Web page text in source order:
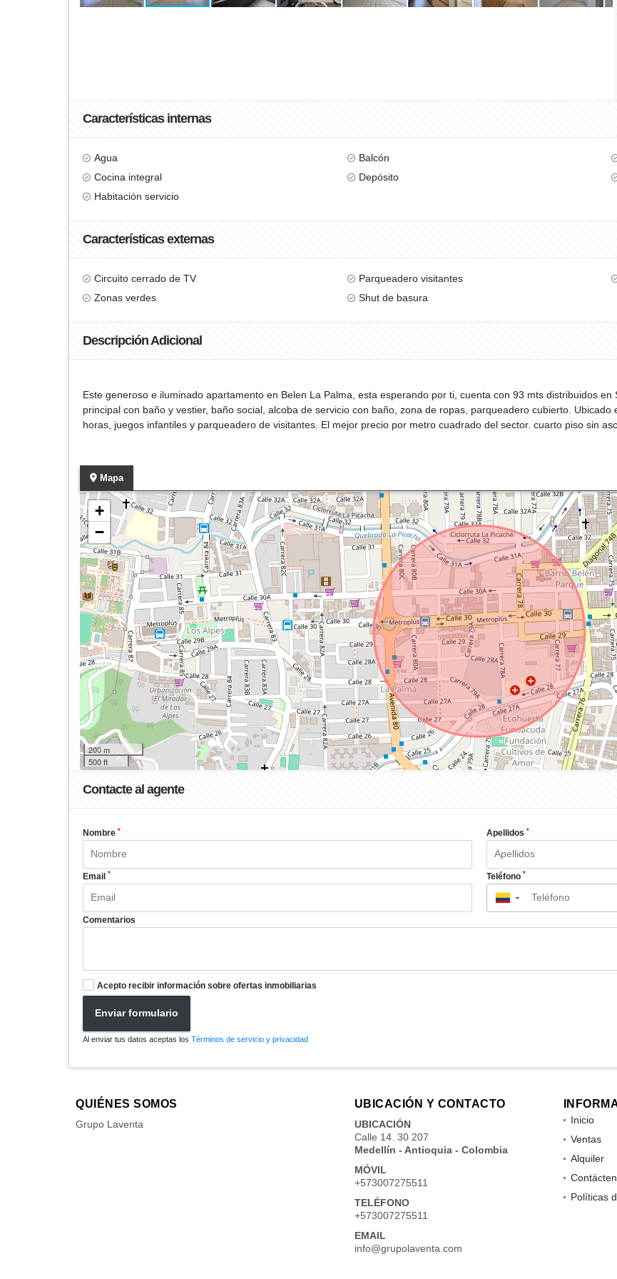
Características internas
Agua Balcón
Cocina integral
Depósito
Habitación servicio
Características externas
Circuito cerrado de TV Parqueadero visitantes
Zonas verdes
Shut de basura
Descripción Adicional
Este generoso e iluminado apartamento en Belen La Palma, esta esperando por ti, cuenta con 93 mts distribuidos
principal con baño y vestier, baño social, alcoba de servicio con baño, zona de ropas, parqueadero cubierto.
horas, juegos infantiles y parqueadero de visitantes. El mejor precio por metro cuadrado del sector. cuarto piso sin
Mapa
+
−
200 m
500 ft
Contacte al agente
Nombre * Apellidos *
Email * Teléfono *
▼
Comentarios
Acepto recibir información sobre ofertas inmobiliarias
Enviar formulario
Al enviar tus datos aceptas los Términos de servicio y privacidad
QUIÉNES SOMOS
Grupo Laventa
UBICACIÓN Y CONTACTO
UBICACIÓN
Calle 14. 30 207
Medellín - Antioquia - Colombia
MÓVIL
+573007275511
TELÉFONO
+573007275511
EMAIL
info@grupolaventa.com
Inicio
Ventas
Alquiler
Políticas